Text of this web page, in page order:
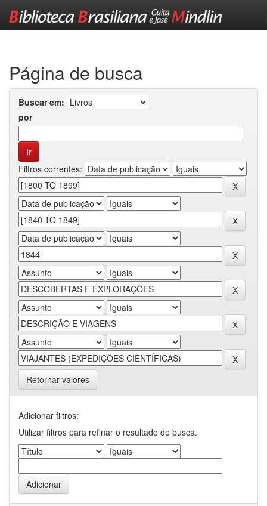
Página de busca
Buscar em:
por
Filtros correntes:
Retornar valores
Adicionar filtros:
Utilizar filtros para refinar o resultado de busca.